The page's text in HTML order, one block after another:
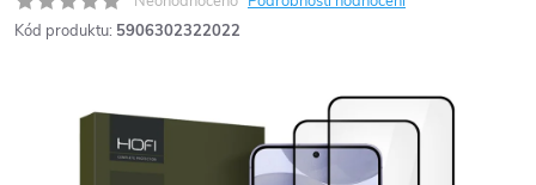
Kód produktu: 5906302322022